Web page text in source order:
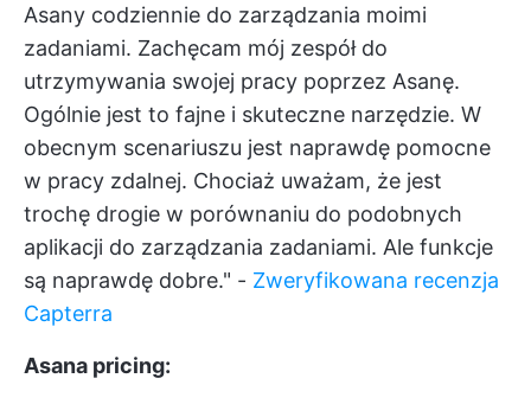
Asany codziennie do zarządzania moimi
zadaniami. Zachęcam mój zespół do
utrzymywania swojej pracy poprzez Asanę.
Ogólnie jest to fajne i skuteczne narzędzie. W
obecnym scenariuszu jest naprawdę pomocne
w pracy zdalnej. Chociaż uważam, że jest
trochę drogie w porównaniu do podobnych
aplikacji do zarządzania zadaniami. Ale funkcje
są naprawdę dobre." - Zweryfikowana recenzja
Capterra
Asana pricing: